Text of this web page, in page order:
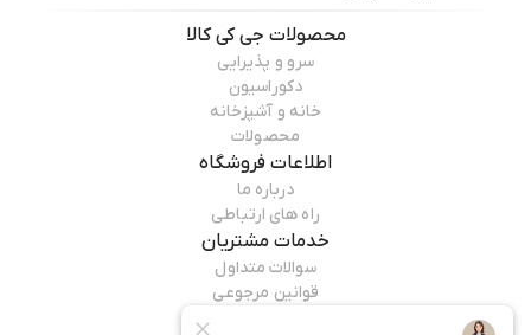
محصولات جی کی کالا
سرو و پذیرایی
دکوراسیون
خانه و آشپزخانه
محصولات
اطلاعات فروشگاه
درباره ما
راه های ارتباطی
خدمات مشتریان
سوالات متداول
قوانین مرجوعی